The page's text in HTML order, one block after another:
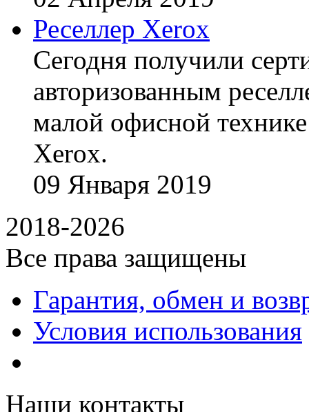
Реселлер Xerox
Сегодня получили
авторизованным
малой офисной
Xerox.
09 Января 2019
2018-2026
Все права защищены
Гарантия, обмен и
Условия использования
Наши контакты